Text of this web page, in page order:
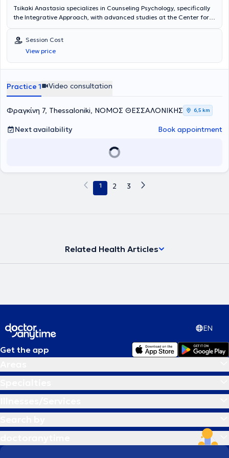
Tsikaki Anastasia specializes in Counseling Psychology, specifically
the Integrative Approach, with advanced studies at the Center for
services for adults, parents, adolescents, and couples. With
continuous participation in seminars and training, she addresses
issues such as interpersonal and family relationships, anxiety,
sadness, grief, and loneliness, aiming to enhance self-awareness
Session Cost
View price
Practice 1 Video consultation
Φραγκίνη 7, Thessaloniki, ΝΟΜΟΣ ΘΕΣΣΑΛΟΝΙΚΗΣ 6,5 km
Next availability Book appointment
1 2 3
Related Health Articles
EN
Get the app